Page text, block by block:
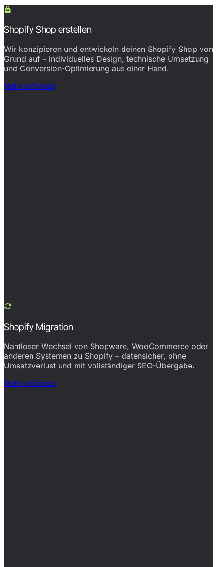
Shopify Shop erstellen
Wir konzipieren und entwickeln deinen Shopify Shop von
Grund auf – individuelles Design, technische Umsetzung
und Conversion-Optimierung aus einer Hand.
Mehr erfahren
Shopify Migration
Nahtloser Wechsel von Shopware, WooCommerce oder
anderen Systemen zu Shopify – datensicher, ohne
Umsatzverlust und mit vollständiger SEO-Übergabe.
Mehr erfahren